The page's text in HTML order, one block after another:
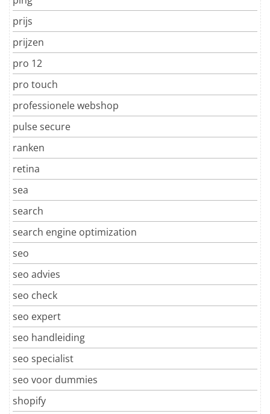
prijs
prijzen
pro 12
pro touch
professionele webshop
pulse secure
ranken
retina
sea
search
search engine optimization
seo
seo advies
seo check
seo expert
seo handleiding
seo specialist
seo voor dummies
shopify